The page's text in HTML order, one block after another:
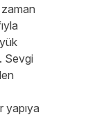
Sevgi
yapıya